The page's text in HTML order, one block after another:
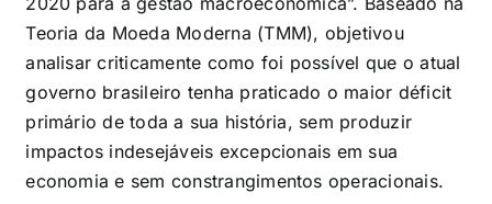
Teoria da Moeda Moderna (TMM), objetivou
analisar criticamente como foi possível que o atual
governo brasileiro tenha praticado o maior déficit
primário de toda a sua história, sem produzir
impactos indesejáveis excepcionais em sua
economia e sem constrangimentos operacionais.